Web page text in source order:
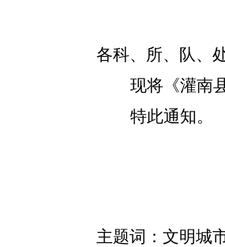
各科、所、队、
现将《灌南
特此通知。
主题词： 文明城